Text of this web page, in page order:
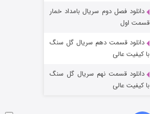
شکست استوارت در نجات جهان
قسمت ۷ (زیرنویس) منتشر شد
دانلود فصل دوم سریال بامداد خمار
قسمت اول
دانلود قسمت دهم سریال گل سنگ
با کیفیت عالی
دانلود قسمت نهم سریال گل سنگ
با کیفیت عالی